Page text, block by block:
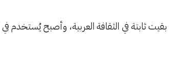
ثابتة في الثقافة العربية، وأصبح يُستخدم في